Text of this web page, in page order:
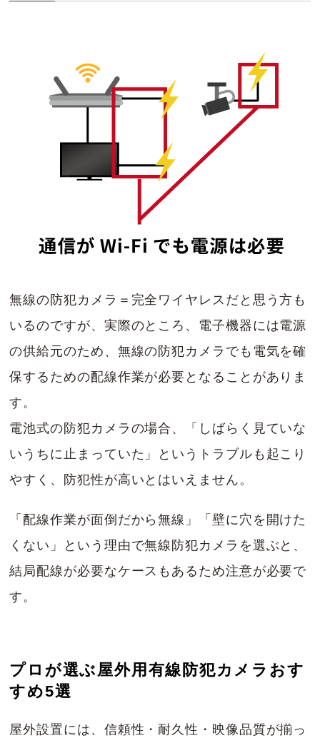
無線の防犯カメラ＝完全ワイヤレスだと思う方も
いるのですが、実際のところ、電子機器には電源
の供給元のため、無線の防犯カメラでも電気を確
保するための配線作業が必要となることがありま
す。
電池式の防犯カメラの場合、「しばらく見ていな
いうちに止まっていた」というトラブルも起こり
やすく、防犯性が高いとはいえません。
「配線作業が面倒だから無線」「壁に穴を開けた
くない」という理由で無線防犯カメラを選ぶと、
結局配線が必要なケースもあるため注意が必要で
す。
プロが選ぶ屋外用有線防犯カメラおす
すめ5選
屋外設置には、信頼性・耐久性・映像品質が揃っ